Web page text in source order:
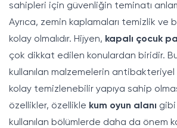
sahipleri için güvenliğin teminatı
Ayrıca, zemin kaplamaları temizlik ve
kolay olmalıdır. Hijyen, kapalı çocuk
çok dikkat edilen konulardan biridir.
kullanılan malzemelerin antibakteriyel
kolay temizlenebilir yapıya sahip
özellikler, özellikle kum oyun alanı gibi
kullanılan bölümlerde daha da önem